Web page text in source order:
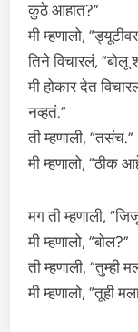
कुठे आहात?”
मी म्हणालो,
तिने विचारलं,
मी होकार देत
नव्हतं.”
ती म्हणाली, “तसंच.”
मी म्हणालो, “ठीक
मग ती म्हणाली,
मी म्हणालो, “बोल?”
ती म्हणाली, “तुम्ही
मी म्हणालो, “तूही